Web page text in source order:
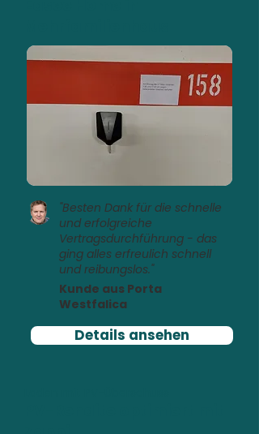
"Besten Dank für die schnelle
und erfolgreiche
Vertragsdurchführung - das
ging alles erfreulich schnell
und reibungslos."
Kunde aus Porta
Westfalica
Details ansehen